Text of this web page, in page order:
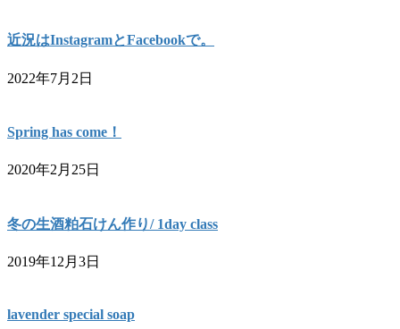
近況はInstagramとFacebookで。
2022年7月2日
Spring has come！
2020年2月25日
冬の生酒粕石けん作り/ 1day class
2019年12月3日
lavender special soap